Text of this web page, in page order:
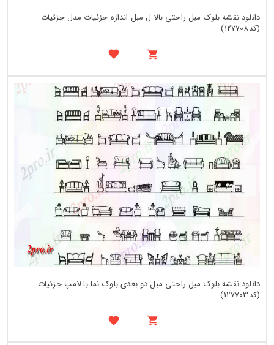
دانلود نقشه بلوک مبل راحتی بالا ل مبل اندازه جزئیات مدل جزئیات
(کد127708)
دانلود نقشه بلوک مبل راحتی مبل دو بعدی بلوک نما با لامپ جزئیات
(کد127703)